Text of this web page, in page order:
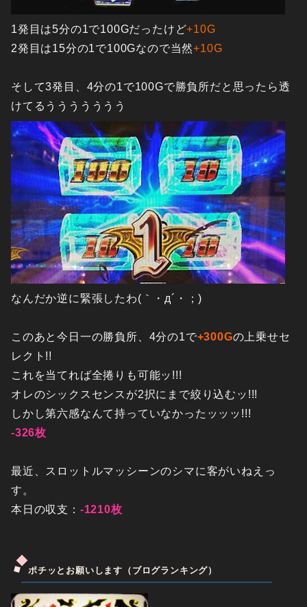
1発目は5分の1で100Gだったけど+10G
2発目は15分の1で100Gなので当然+10G
そして3発目、4分の1で100Gで勝負所だと思ったら透
けてるううううううう
なんだか逆に緊張したわ(｀・д´・；)
このあと今日一の勝負所、4分の1で+300Gの上乗せセ
レクト!!
これを当てれば全捲りも可能ッ!!!
オレのシックスセンスが2択にまで絞り込むッ!!!
しかし第六感なんて持っていなかったッッッ!!!
-326枚
最近、スロットルマッシーンのシマに客がいねえっ
す。
本日の収支： -1210枚
ポチッとお願いします（ブログランキング）